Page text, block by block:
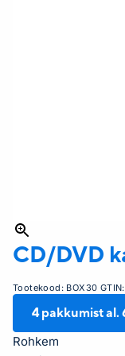
CD/DVD
Tootekood: BOX30
4pakkumist al.
Rohkem